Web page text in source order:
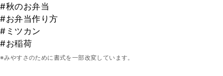
#秋のお弁当
#お弁当作り方
#ミツカン
#お稲荷
※みやすさのために書式を一部改変しています。